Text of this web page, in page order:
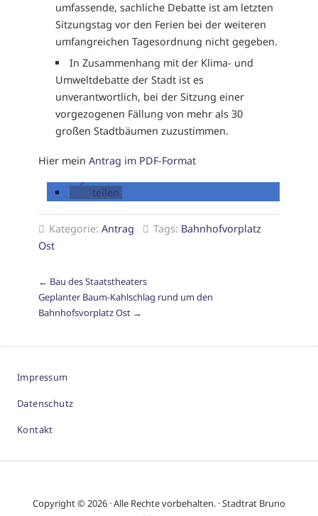
umfassende, sachliche Debatte ist am letzten
Sitzungstag vor den Ferien bei der weiteren
umfangreichen Tagesordnung nicht gegeben.
In Zusammenhang mit der Klima- und
Umweltdebatte der Stadt ist es
unverantwortlich, bei der Sitzung einer
vorgezogenen Fällung von mehr als 30
großen Stadtbäumen zuzustimmen.
Hier mein Antrag im PDF-Format
teilen
Kategorie: Antrag Tags: Bahnhofvorplatz
Ost
← Bau des Staatstheaters
Geplanter Baum-Kahlschlag rund um den
Bahnhofsvorplatz Ost→
Impressum
Datenschutz
Kontakt
Copyright © 2026 · Alle Rechte vorbehalten. · Stadtrat Bruno